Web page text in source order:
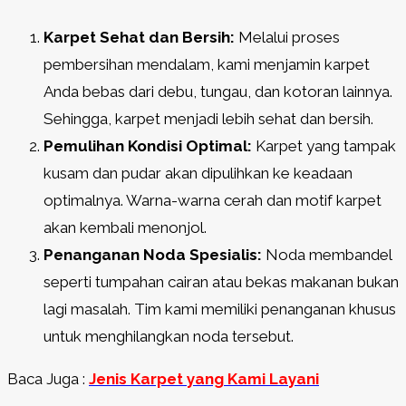
Karpet Sehat dan Bersih: Melalui proses
pembersihan mendalam, kami menjamin karpet
Anda bebas dari debu, tungau, dan kotoran lainnya.
Sehingga, karpet menjadi lebih sehat dan bersih.
Pemulihan Kondisi Optimal: Karpet yang tampak
kusam dan pudar akan dipulihkan ke keadaan
optimalnya. Warna-warna cerah dan motif karpet
akan kembali menonjol.
Penanganan Noda Spesialis: Noda membandel
seperti tumpahan cairan atau bekas makanan bukan
lagi masalah. Tim kami memiliki penanganan khusus
untuk menghilangkan noda tersebut.
Baca Juga : Jenis Karpet yang Kami Layani